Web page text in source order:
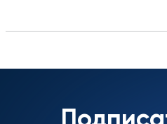
ей при ее…